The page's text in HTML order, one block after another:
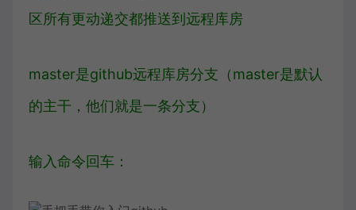
区所有更动递交都推送到远程库房
master是github远程库房分支（master是默认
的主干，他们就是一条分支）
输入命令回车：